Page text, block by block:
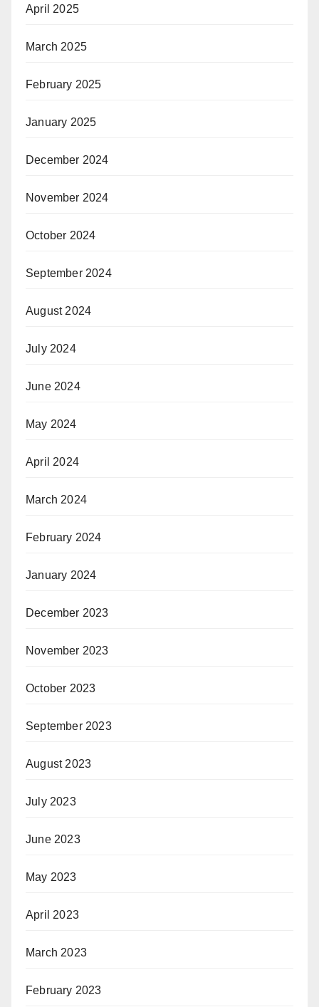
April 2025
March 2025
February 2025
January 2025
December 2024
November 2024
October 2024
September 2024
August 2024
July 2024
June 2024
May 2024
April 2024
March 2024
February 2024
January 2024
December 2023
November 2023
October 2023
September 2023
August 2023
July 2023
June 2023
May 2023
April 2023
March 2023
February 2023